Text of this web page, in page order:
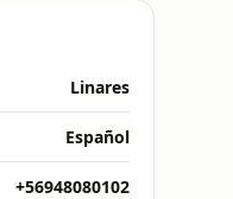
Linares
Español
+56948080102